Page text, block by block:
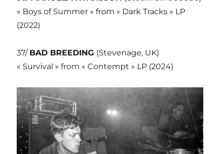
« Boys of Summer » from « Dark Tracks » LP
(2022)
37/ BAD BREEDING (Stevenage, UK)
« Survival » from « Contempt » LP (2024)